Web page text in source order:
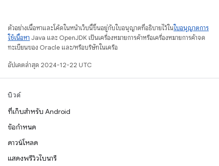
ตัวอย่างเนื้อหาและโค้ดในหน้าเว็บนี้ขึ้นอยู่กับใบอนุญาตที่อธิบายไว้ในใบอนุญาตการ
ใช้เนื้อหา Java และ OpenJDK เป็นเครื่องหมายการค้าหรือเครื่องหมายการค้าจด
ทะเบียนของ Oracle และ/หรือบริษัทในเครือ
อัปเดตล่าสุด 2024-12-22 UTC
บิวด์
ที่เก็บสำหรับ Android
ข้อกำหนด
ดาวน์โหลด
แสดงพรีวิวไบนารี